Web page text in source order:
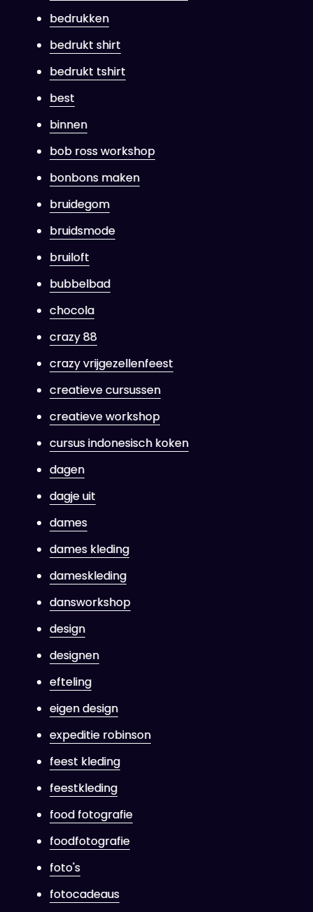
bedrukken
bedrukt shirt
bedrukt tshirt
best
binnen
bob ross workshop
bonbons maken
bruidegom
bruidsmode
bruiloft
bubbelbad
chocola
crazy 88
crazy vrijgezellenfeest
creatieve cursussen
creatieve workshop
cursus indonesisch koken
dagen
dagje uit
dames
dames kleding
dameskleding
dansworkshop
design
designen
efteling
eigen design
expeditie robinson
feest kleding
feestkleding
food fotografie
foodfotografie
foto's
fotocadeaus